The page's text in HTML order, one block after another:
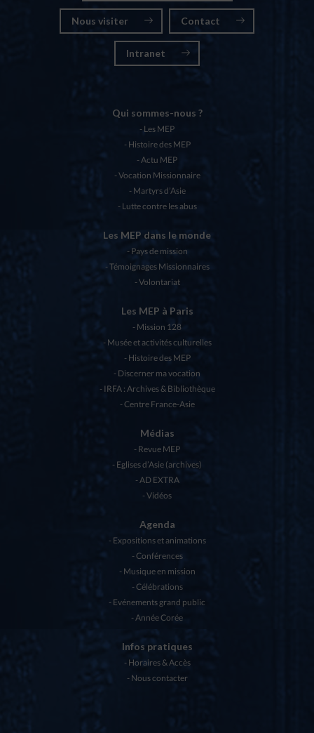
Nous visiter Contact
Intranet
Qui sommes-nous ?
Les MEP
Histoire des MEP
Actu MEP
Vocation Missionnaire
Martyrs d’Asie
Lutte contre les abus
Les MEP dans le monde
Pays de mission
Témoignages Missionnaires
Volontariat
Les MEP à Paris
Mission 128
Musée et activités culturelles
Histoire des MEP
Discerner ma vocation
IRFA : Archives & Bibliothèque
Centre France-Asie
Médias
Revue MEP
Eglises d’Asie (archives)
AD EXTRA
Vidéos
Agenda
Expositions et animations
Conférences
Musique en mission
Célébrations
Evénements grand public
Année Corée
Infos pratiques
Horaires & Accès
Nous contacter